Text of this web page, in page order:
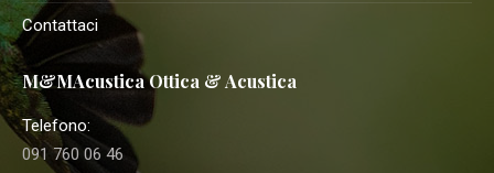
Contattaci
M&MAcustica Ottica & Acustica
Telefono:
091 760 06 46